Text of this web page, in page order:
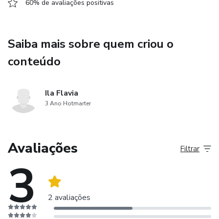
60% de avaliações positivas
Saiba mais sobre quem criou o
conteúdo
Ila Flavia
3 Ano Hotmarter
Avaliações
3 2 avaliações
Filtrar